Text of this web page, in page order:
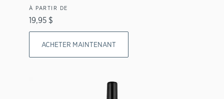
À PARTIR DE
19,95 $
ACHETER MAINTENANT